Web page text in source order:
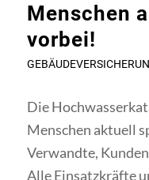
Menschen
vorbei!
Die
Menschen aktuell
Verwandte,
Alle Einsatzkräfte